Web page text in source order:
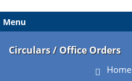
Menu
Circulars / Office Orders
Home